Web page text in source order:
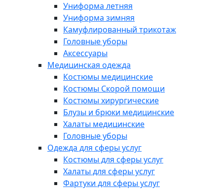
Униформа летняя
Униформа зимняя
Камуфлированный трикотаж
Головные уборы
Аксессуары
Медицинская одежда
Костюмы медицинские
Костюмы Скорой помощи
Костюмы хирургические
Блузы и брюки медицинские
Халаты медицинские
Головные уборы
Одежда для сферы услуг
Костюмы для сферы услуг
Халаты для сферы услуг
Фартуки для сферы услуг